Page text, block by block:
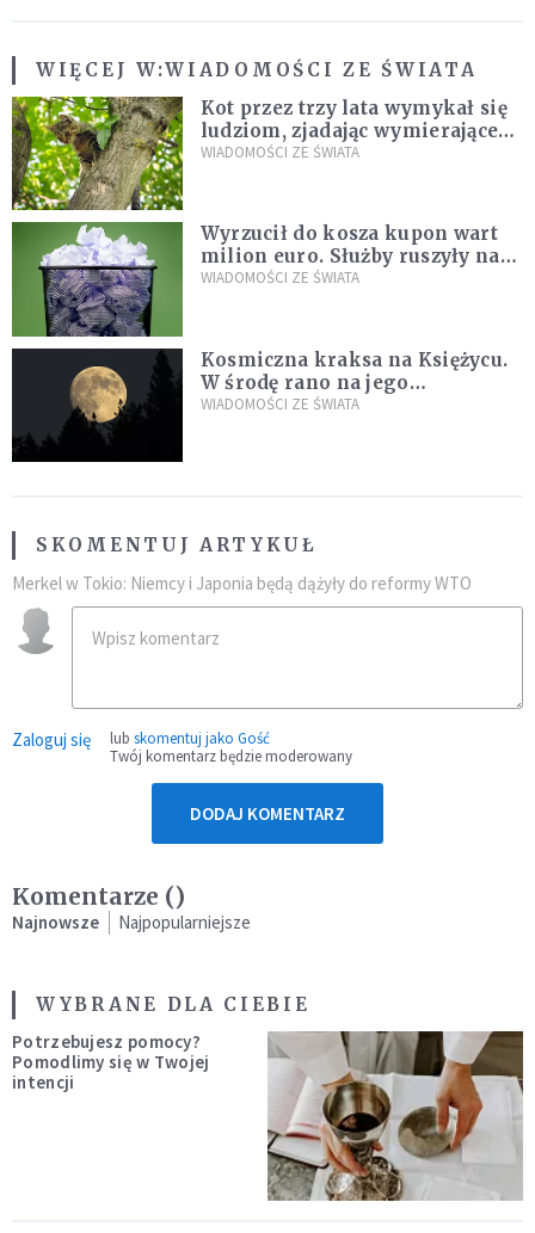
WIĘCEJ W:WIADOMOŚCI ZE ŚWIATA
Kot przez trzy lata wymykał się
ludziom, zjadając wymierające
kaczki. W końcu popełnił
WIADOMOŚCI ZE ŚWIATA
Wyrzucił do kosza kupon wart
milion euro. Służby ruszyły na
poszukiwania
WIADOMOŚCI ZE ŚWIATA
Kosmiczna kraksa na Księżycu.
W środę rano na jego
powierzchni dojdzie do
WIADOMOŚCI ZE ŚWIATA
SKOMENTUJ ARTYKUŁ
Merkel w Tokio: Niemcy i Japonia będą dążyły do reformy WTO
Zaloguj się lub skomentuj jako Gość
Twój komentarz będzie moderowany
DODAJ KOMENTARZ
Komentarze ()
Najnowsze Najpopularniejsze
WYBRANE DLA CIEBIE
Potrzebujesz pomocy?
Pomodlimy się w Twojej
intencji